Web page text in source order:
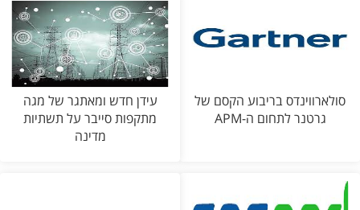
סולארווינדס בריבוע הקסם של
גרטנר לתחום ה-APM
עידן חדש ומאתגר של מגה
מתקפות סייבר על תשתיות
מדינה